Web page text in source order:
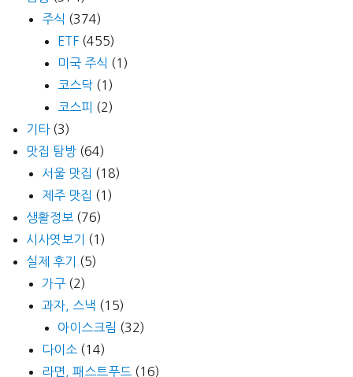
주식 (374)
ETF (455)
미국 주식 (1)
코스닥 (1)
코스피 (2)
기타(3)
맛집 탐방 (64)
서울 맛집 (18)
제주 맛집 (1)
생활정보 (76)
시사엿보기
(1)
실제 후기
(5)
가구 (2)
과자, 스낵 (15)
아이스크림 (32)
다이소 (14)
라면, 패스트푸드 (16)